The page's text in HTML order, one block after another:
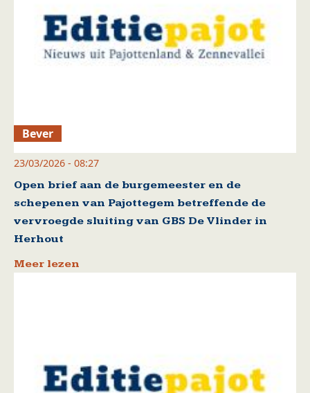
Bever
23/03/2026 - 08:27
Open brief aan de burgemeester en de
schepenen van Pajottegem betreffende de
vervroegde sluiting van GBS De Vlinder in
Herhout
Meer lezen